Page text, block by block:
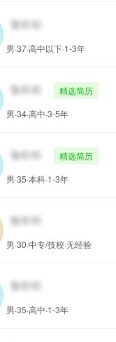
男·37·高中以下·1-3年
精选简历
男·34·高中·3-5年
精选简历
男·35·本科·1-3年
男·30·中专/技校·无经验
男·35·高中·1-3年